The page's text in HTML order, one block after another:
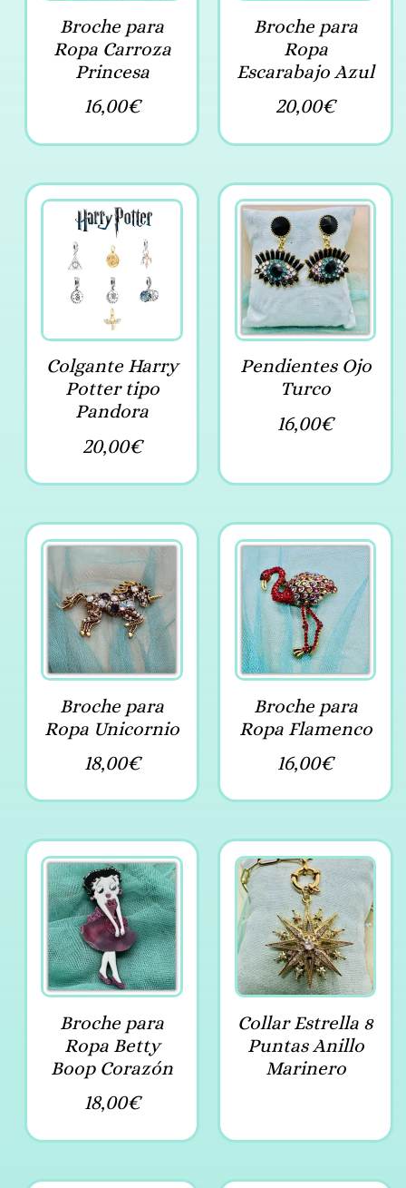
Broche para
Ropa Carroza
Princesa
16,00€
Broche para
Ropa
Escarabajo Azul
20,00€
Colgante Harry
Potter tipo
Pandora
20,00€
Pendientes Ojo
Turco
16,00€
Broche para
Ropa Unicornio
18,00€
Broche para
Ropa Flamenco
16,00€
Broche para
Ropa Betty
Boop Corazón
18,00€
Collar Estrella 8
Puntas Anillo
Marinero